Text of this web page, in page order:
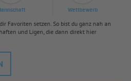
Wettbewerb
Favoriten setzen. So bist du ganz nah an
und Ligen, die dann direkt hier